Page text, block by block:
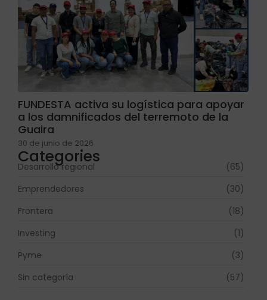
FUNDESTA activa su logística para apoyar
a los damnificados del terremoto de la
Guaira
30 de junio de 2026
Categories
Desarrollo regional
(65)
Emprendedores
(30)
Frontera
(18)
Investing
(1)
Pyme
(3)
Sin categoría
(57)